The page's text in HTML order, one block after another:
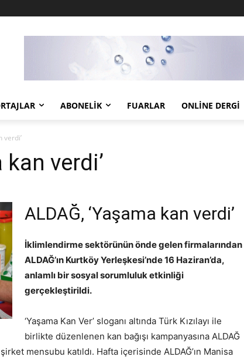
ABONELIK FUARLAR ONLINE DERGI
verdi’
kan verdi’
ALDAĞ, ‘Yaşama kan verdi’
İklimlendirme sektörünün önde gelen firmalarından
ALDAĞ’ın Kurtköy Yerleşkesi’nde 16 Haziran’da,
anlamlı bir sosyal sorumluluk etkinliği
gerçekleştirildi.
‘Yaşama Kan Ver’ sloganı altında Türk Kızılayı ile
birlikte düzenlenen kan bağışı kampanyasına ALDAĞ
mensubu katıldı. Hafta içerisinde ALDAĞ’ın Manisa